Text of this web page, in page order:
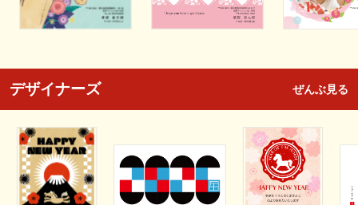
デザイナーズ ぜんぶ見る